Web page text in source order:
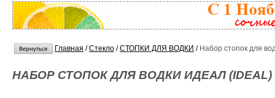
Главная /Стекло /СТОПКИ ДЛЯ ВОДКИ / Набор стопок для
НАБОР СТОПОК ДЛЯ ВОДКИ ИДЕАЛ